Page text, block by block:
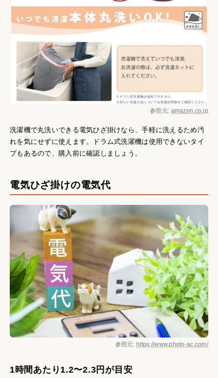
参照元: amazon.co.jp
洗濯機で丸洗いできる電気ひざ掛けなら、手軽に洗えるため汚
れを気にせずに使えます。ドラム式洗濯機は使用できないタイ
プもあるので、購入前に確認しましょう。
電気ひざ掛けの電気代
参照元: https://www.photo-ac.com/
1時間あたり1.2〜2.3円が目安